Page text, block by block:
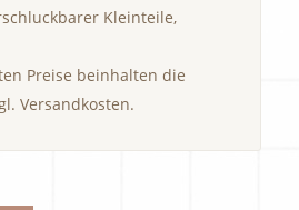
Kleinteile,
Preise beinhalten die
Versandkosten.